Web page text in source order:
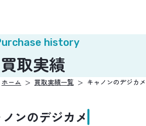
history
買取実績
ホーム 買取実績一覧 キャノンのデジカメ
ンのデジカメ